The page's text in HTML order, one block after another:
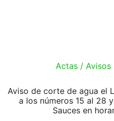
Actas / Avisos
Aviso de corte de agua el
a los números 15 al 28
Sauces en